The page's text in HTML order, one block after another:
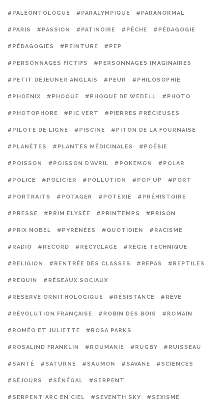
#PALÉONTOLOGUE #PARALYMPIQUE #PARANORMAL
#PARIS #PASSION #PATINOIRE #PÊCHE #PÉDAGOGIE
#PÉDAGOGIES #PEINTURE #PEP
#PERSONNAGES FICTIFS #PERSONNAGES IMAGINAIRES
#PETIT DÉJEUNER ANGLAIS #PEUR #PHILOSOPHIE
#PHOENIX #PHOQUE #PHOQUE DE WEDELL #PHOTO
#PHOTOPHORE #PIC VERT #PIERRES PRÉCIEUSES
#PILOTE DE LIGNE #PISCINE #PITON DE LA FOURNAISE
#PLANÈTES #PLANTES MÉDICINALES #POÉSIE
#POISSON #POISSON D'AVRIL #POKEMON #POLAR
#POLICE #POLICIER #POLLUTION #POP UP #PORT
#PORTRAITS #POTAGER #POTERIE #PRÉHISTOIRE
#PRESSE #PRIM ELYSÉE #PRINTEMPS #PRISON
#PRIX NOBEL #PYRÉNÉES #QUOTIDIEN #RACISME
#RADIO #RECORD #RECYCLAGE #RÉGIE TECHNIQUE
#RELIGION #RENTRÉE DES CLASSES #REPAS #REPTILES
#REQUIN #RÉSEAUX SOCIAUX
#RÉSERVE ORNITHOLOGIQUE #RÉSISTANCE #RÊVE
#RÉVOLUTION FRANÇAISE #ROBIN DES BOIS #ROMAIN
#ROMÉO ET JULIETTE #ROSA PARKS
#ROSALIND FRANKLIN #ROUMANIE #RUGBY #RUISSEAU
#SANTÉ #SATURNE #SAUMON #SAVANE #SCIENCES
#SÉJOURS #SÉNÉGAL #SERPENT
#SERPENT ARC EN CIEL #SEVENTH SKY #SEXISME